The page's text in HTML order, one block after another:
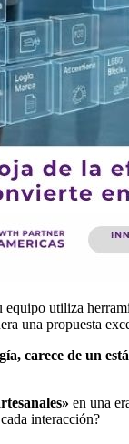
equipo utiliza
una propuesta
carece de un
en una
interacción?